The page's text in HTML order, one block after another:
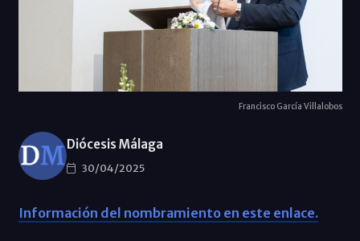
Francisco García Villalobos
Diócesis Málaga
30/04/2025
Información del nombramiento en este enlace.